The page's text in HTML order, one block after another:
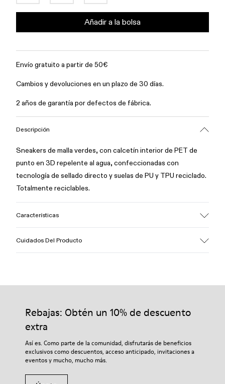
Añadir a la bolsa
Envío gratuito a partir de 50€
Cambios y devoluciones en un plazo de 30 días.
2 años de garantía por defectos de fábrica.
Descripción
Sneakers de malla verdes, con calcetín interior de PET de
punto en 3D repelente al agua, confeccionadas con
tecnología de sellado directo y suelas de PU y TPU reciclado.
Totalmente reciclables.
Características
- Plantilla de PU
Forro
20% poliéster reciclado
Cuidados Del Producto
Nuestros zapatos se han fabricado con materiales de primera
garantizará que duren más tiempo.
Si deseas obtener información detallada sobre cómo cuidar
de tu par, visita nuestraGuía para el cuidado del calzado.
Rebajas: Obtén un 10% de descuento
extra
Así es. Como parte de la comunidad, disfrutarás de beneficios
exclusivos como descuentos, acceso anticipado, invitaciones a
eventos y mucho, mucho más.